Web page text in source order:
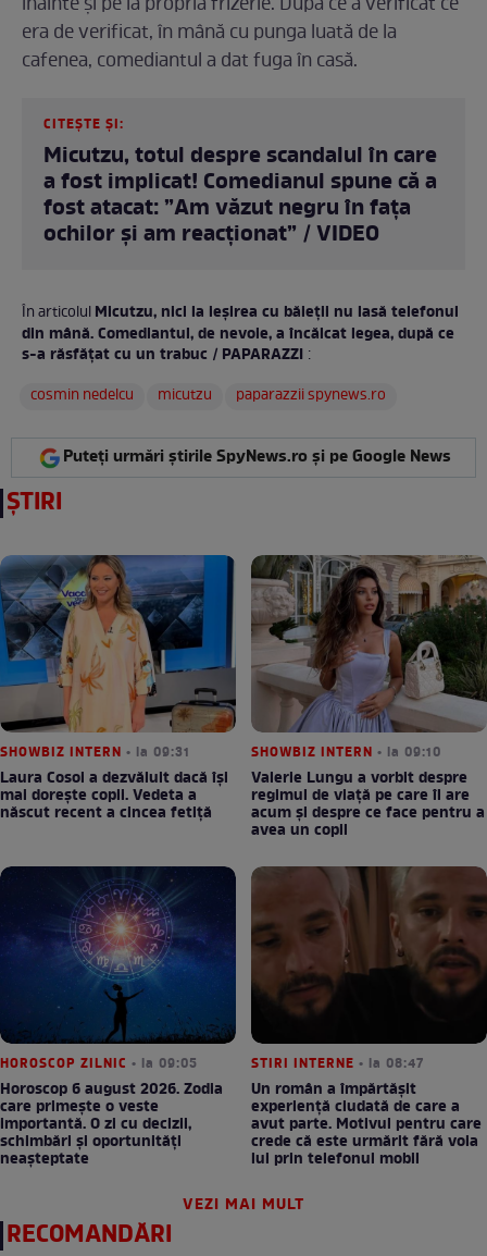
era de verificat, în mână cu punga luată de la
cafenea, comediantul a dat fuga în casă.
CITEȘTE ȘI:
Micutzu, totul despre scandalul în care
a fost implicat! Comedianul spune că a
fost atacat: ”Am văzut negru în fața
ochilor și am reacționat” / VIDEO
În articolulMicutzu, nici la ieșirea cu băieții nu lasă telefonul
din mână. Comediantul, de nevoie, a încălcat legea, după ce
s-a răsfățat cu un trabuc / PAPARAZZI :
cosmin nedelcu
micutzu paparazzii spynews.ro
Puteți urmări știrile SpyNews.ro și pe Google News
ȘTIRI
SHOWBIZ INTERN • la 09:31
Laura Cosoi a dezvăluit dacă își
mai dorește copii. Vedeta a
născut recent a cincea fetiță
SHOWBIZ INTERN • la 09:10
Valerie Lungu a vorbit despre
regimul de viață pe care îl are
acum și despre ce face pentru a
avea un copil
HOROSCOP ZILNIC • la 09:05
Horoscop 6 august 2026. Zodia
care primește o veste
importantă. O zi cu decizii,
schimbări și oportunități
neașteptate
STIRI INTERNE • la 08:47
Un român a împărtășit
experiență ciudată de care a
avut parte. Motivul pentru care
crede că este urmărit fără voia
lui prin telefonul mobil
VEZI MAI MULT
RECOMANDĂRI